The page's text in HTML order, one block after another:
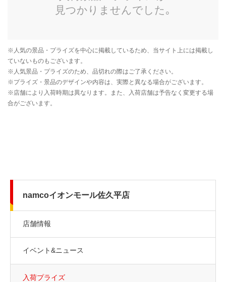
namcoイオンモール佐久平店
店舗情報
イベント&ニュース
入荷プライズ